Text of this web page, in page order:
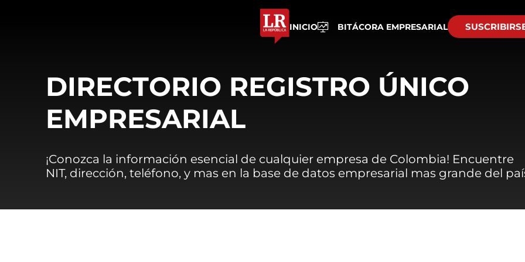
INICIO BITÁCORA EMPRESARIAL
DIRECTORIO REGISTRO ÚNICO
EMPRESARIAL
¡Conozca la información esencial de cualquier empresa de Colombia! Encuentre
NIT, dirección, teléfono, y mas en la base de datos empresarial mas grande del